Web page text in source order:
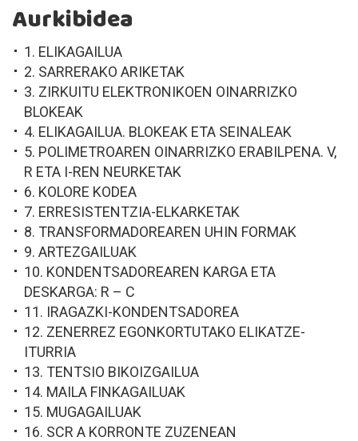
Aurkibidea
1. ELIKAGAILUA
2. SARRERAKO ARIKETAK
3. ZIRKUITU ELEKTRONIKOEN OINARRIZKO
BLOKEAK
4. ELIKAGAILUA. BLOKEAK ETA SEINALEAK
5. POLIMETROAREN OINARRIZKO ERABILPENA. V,
R ETA I-REN NEURKETAK
6. KOLORE KODEA
7. ERRESISTENTZIA-ELKARKETAK
8. TRANSFORMADOREAREN UHIN FORMAK
9. ARTEZGAILUAK
10. KONDENTSADOREAREN KARGA ETA
DESKARGA: R – C
11. IRAGAZKI-KONDENTSADOREA
12. ZENERREZ EGONKORTUTAKO ELIKATZE-
ITURRIA
13. TENTSIO BIKOIZGAILUA
14. MAILA FINKAGAILUAK
15. MUGAGAILUAK
16. SCR A KORRONTE ZUZENEAN